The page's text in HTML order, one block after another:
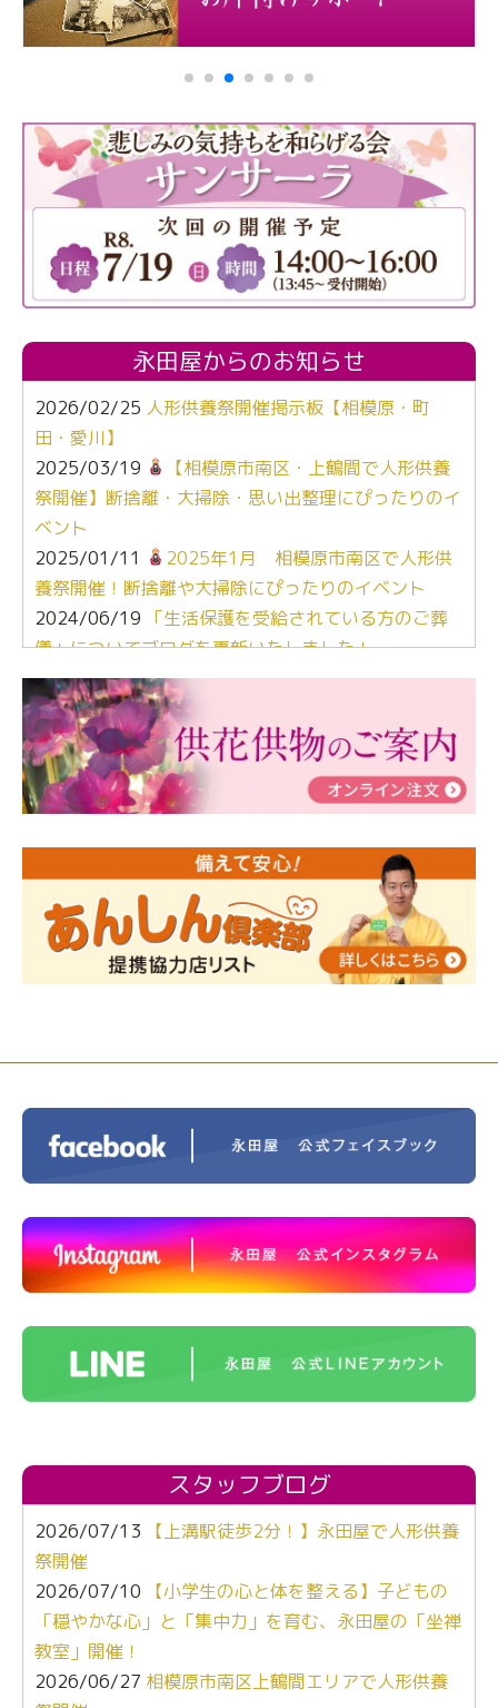
永田屋からのお知らせ
2026/02/25 人形供養祭開催掲示板【相模原・町
田・愛川】
2025/03/19
【相模原市南区・上鶴間で人形供養
祭開催】断捨離・大掃除・思い出整理にぴったりのイ
ベント
2025/01/11
2025年1月 相模原市南区で人形供
養祭開催！断捨離や大掃除にぴったりのイベント
2024/06/19 「生活保護を受給されている方のご葬
儀」についてブログを更新いたしました！
2024/03/06【終活なるほど教室】「マンガで学
ぶ！はじめてのお葬式」小さな家族葬ハウス®町田成
瀬 ご参加ありがとうございました！
2024/01/19令和6年能登半島地震災害の寄付のご報
告
人形供養 寄付のご報告
2023/12/16終活なるほど教室＠小さな家族葬ハウ
ス®上鶴間 エンディングノートを書いてみよう！
2023/11/29 永田屋創業110周年記念式典 レンブラ
ントホテル東京町田
スタッフブログ
2026/07/13
【上溝駅徒歩2分！】永田屋で人形供養
祭開催
2026/07/10
【小学生の心と体を整える】子どもの
「穏やかな心」と「集中力」を育む、永田屋の「坐禅
教室」開催！
2026/06/27 相模原市南区上鶴間エリアで人形供養